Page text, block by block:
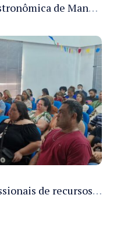
Prefeitura anuncia Rua Gastronômica de Manaus e garante alternativas para 54 ambulantes cadastrados
Manausprev capacita profissionais de recursos humanos para agilizar concessão de aposentadorias no município